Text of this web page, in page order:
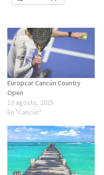
Europcar Cancún Country
Open
13 agosto, 2025
En "Cancún"